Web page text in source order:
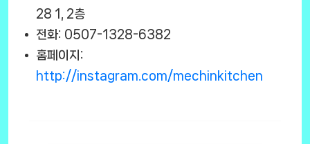
28 1, 2층
전화: 0507-1328-6382
홈페이지:
http://instagram.com/mechinkitchen